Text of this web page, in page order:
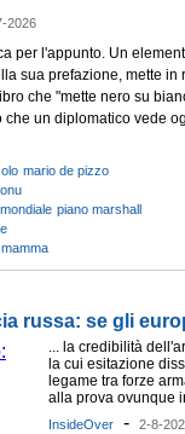
2026
per l'appunto. Un
sua prefazione, mette in
che "mette nero su
un diplomatico vede
mario de pizzo
onu
piano marshall
mamma
russa: se gli
... la credibilità
la cui esitazione
legame tra forze
alla prova ovunque
InsideOver - 2-8-